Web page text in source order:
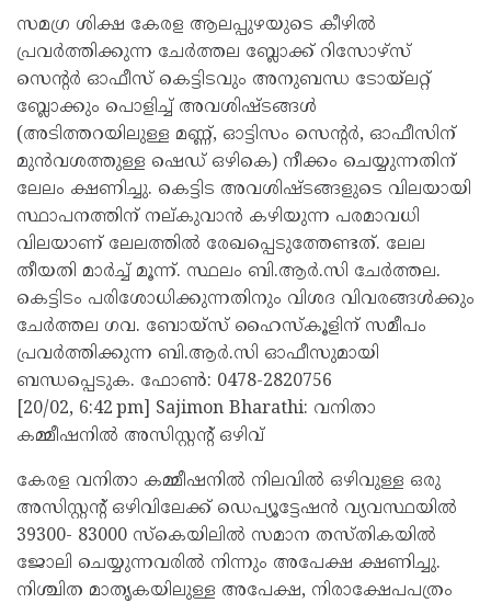
സമഗ്ര ശിക്ഷ കേരള ആലപ്പുഴയുടെ കീഴില്‍
പ്രവര്‍ത്തിക്കുന്ന ചേര്‍ത്തല ബ്ലോക്ക് റിസോഴ്‌സ്
സെന്റര്‍ ഓഫീസ് കെട്ടിടവും അനുബന്ധ ടോയ്ലറ്റ്
ബ്ലോക്കും പൊളിച്ച് അവശിഷ്ടങ്ങള്‍
(അടിത്തറയിലുള്ള മണ്ണ്, ഓട്ടിസം സെന്റര്‍, ഓഫീസിന്
മുന്‍വശത്തുള്ള ഷെഡ് ഒഴികെ) നീക്കം ചെയ്യുന്നതിന്
ലേലം ക്ഷണിച്ചു. കെട്ടിട അവശിഷ്ടങ്ങളുടെ വിലയായി
സ്ഥാപനത്തിന് നല്കുവാന്‍ കഴിയുന്ന പരമാവധി
വിലയാണ് ലേലത്തില്‍ രേഖപ്പെടുത്തേണ്ടത്. ലേല
തീയതി മാര്‍ച്ച് മൂന്ന്. സ്ഥലം ബി.ആര്‍.സി ചേര്‍ത്തല.
കെട്ടിടം പരിശോധിക്കുന്നതിനും വിശദ വിവരങ്ങള്‍ക്കും
ചേര്‍ത്തല ഗവ. ബോയ്‌സ് ഹൈസ്‌കൂളിന് സമീപം
പ്രവര്‍ത്തിക്കുന്ന ബി.ആര്‍.സി ഓഫീസുമായി
ബന്ധപ്പെടുക. ഫോണ്‍: 0478-2820756
[20/02, 6:42 pm] Sajimon Bharathi: വനിതാ
കമ്മീഷനിൽ അസിസ്റ്റന്റ് ഒഴിവ്
കേരള വനിതാ കമ്മീഷനിൽ നിലവിൽ ഒഴിവുള്ള ഒരു
അസിസ്റ്റന്റ് ഒഴിവിലേക്ക് ഡെപ്യൂട്ടേഷൻ വ്യവസ്ഥയിൽ
39300- 83000 സ്കെയിലിൽ സമാന തസ്തികയിൽ
ജോലി ചെയ്യുന്നവരിൽ നിന്നും അപേക്ഷ ക്ഷണിച്ചു.
നിശ്ചിത മാതൃകയിലുള്ള അപേക്ഷ, നിരാക്ഷേപപത്രം